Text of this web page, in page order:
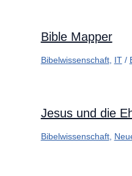
Bible Mapper
Bibelwissenschaft, IT/
Jesus und die
Bibelwissenschaft,